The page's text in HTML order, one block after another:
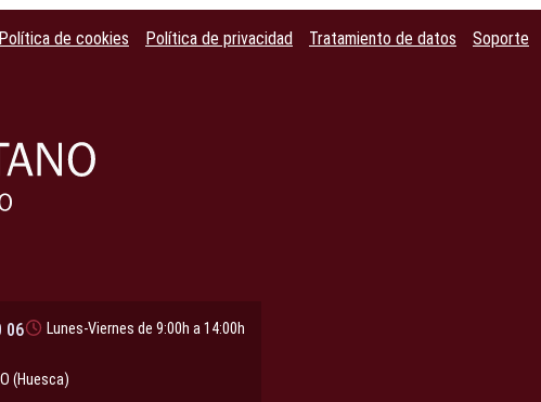
Política de cookies Política de privacidad Tratamiento de datos Soporte
06 Lunes-Viernes de 9:00h a 14:00h
(Huesca)